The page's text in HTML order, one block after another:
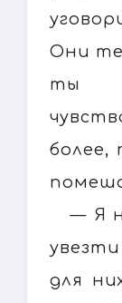
Они
ты
более,
— Я
для